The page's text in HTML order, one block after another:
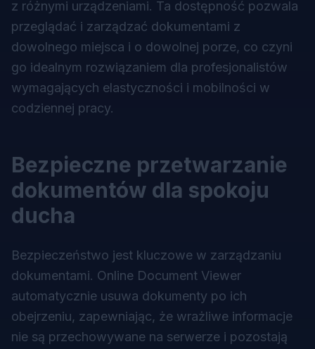
z różnymi urządzeniami. Ta dostępność pozwala
przeglądać i zarządzać dokumentami z
dowolnego miejsca i o dowolnej porze, co czyni
go idealnym rozwiązaniem dla profesjonalistów
wymagających elastyczności i mobilności w
codziennej pracy.
Bezpieczne przetwarzanie
dokumentów dla spokoju
ducha
Bezpieczeństwo jest kluczowe w zarządzaniu
dokumentami. Online Document Viewer
automatycznie usuwa dokumenty po ich
obejrzeniu, zapewniając, że wrażliwe informacje
nie są przechowywane na serwerze i pozostają